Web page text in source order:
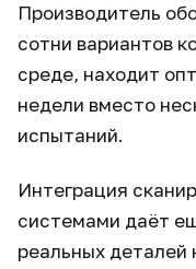
Производитель
сотни вариантов
среде, находит
недели вместо
испытаний.
Интеграция
системами даёт
реальных деталей